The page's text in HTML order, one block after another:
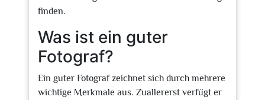
finden.
Was ist ein guter
Fotograf?
Ein guter Fotograf zeichnet sich durch mehrere
wichtige Merkmale aus. Zuallererst verfügt er